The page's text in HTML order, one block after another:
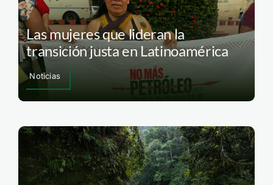
Las mujeres que lideran la
transición justa en Latinoamérica
Noticias